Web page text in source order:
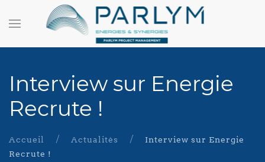
Interview sur Energie
Recrute !
Accueil Actualités
Interview sur Energie
Recrute !